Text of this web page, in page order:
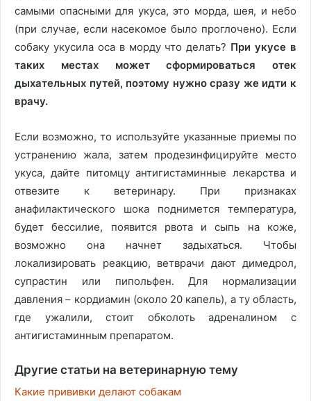
самыми опасными для укуса, это морда, шея, и небо
(при случае, если насекомое было проглочено). Если
собаку укусила оса в морду что делать? При укусе в
таких местах может сформироваться отек
дыхательных путей, поэтому нужно сразу же идти к
врачу.
Если возможно, то используйте указанные приемы по
устранению жала, затем продезинфицируйте место
укуса, дайте питомцу антигистаминные лекарства и
отвезите к ветеринару. При признаках
анафилактического шока поднимется температура,
будет бессилие, появится рвота и сыпь на коже,
возможно она начнет задыхаться. Чтобы
локализировать реакцию, ветврачи дают димедрол,
супрастин или пипольфен. Для нормализации
давления – кордиамин (около 20 капель), а ту область,
где ужалили, стоит обколоть адреналином с
антигистаминным препаратом.
Другие статьи на ветеринарную тему
Какие прививки делают собакам